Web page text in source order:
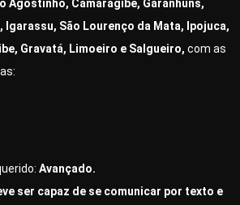
Agostinho, Camaragibe, Garanhuns,
São Lourenço da Mata, Ipojuca,
Gravatá, Limoeiro e Salgueiro, com as
Avançado.
ser capaz de se comunicar por texto e